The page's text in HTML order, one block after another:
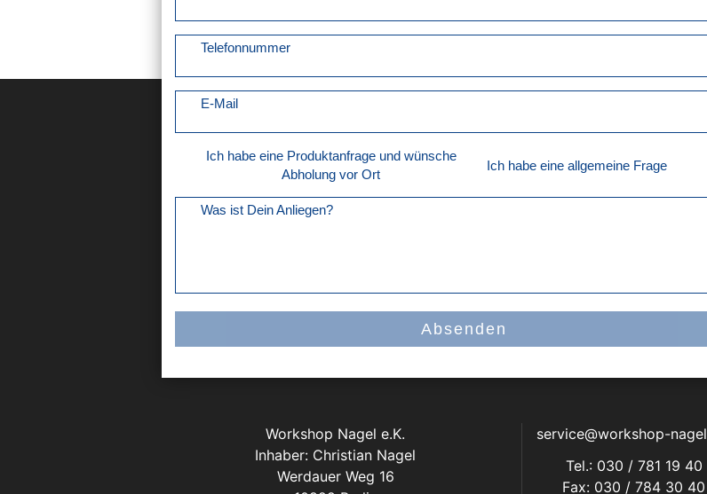
Telefonnummer
E-Mail
Ich habe eine Produktanfrage und wünsche
Abholung vor Ort
Ich habe eine allgemeine Frage
Was ist Dein Anliegen?
Absenden
Workshop Nagel e.K.
Inhaber: Christian Nagel
Werdauer Weg 16
service@workshop-
Tel.: 030 / 781 19 40
Fax: 030 / 784 30 40